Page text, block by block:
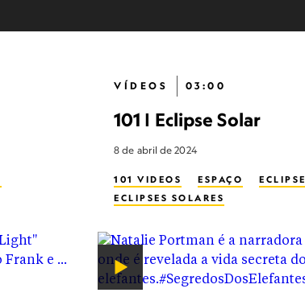
VÍDEOS 03:00
101 | Eclipse Solar
8 de abril de 2024
101 VIDEOS ESPAÇO
ECLIPSE
ECLIPSES SOLARES